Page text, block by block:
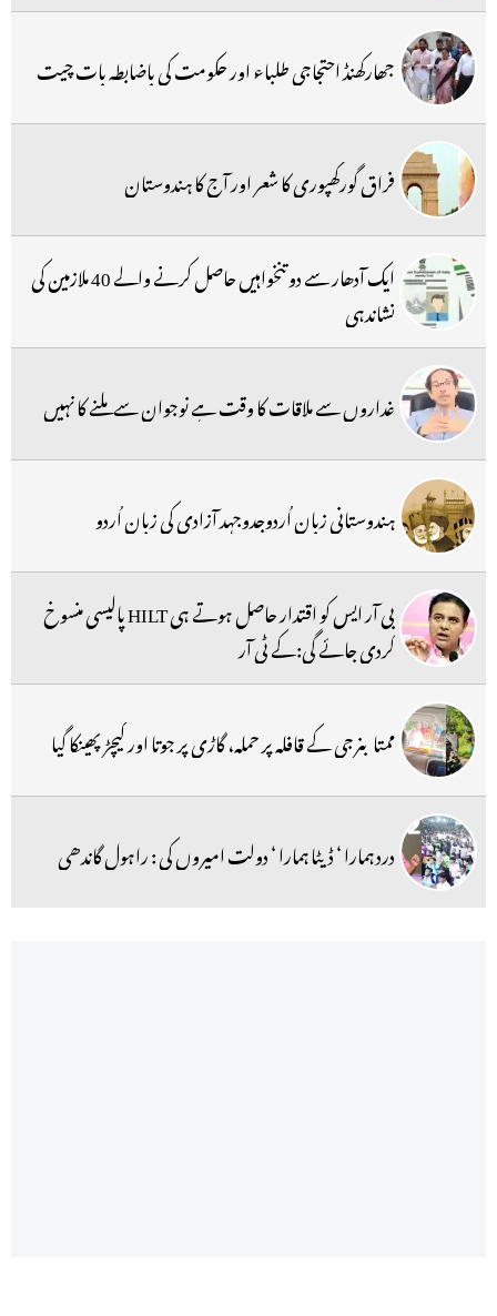
جھارکھنڈ احتجاجی طلباء اور حکومت کی باضابطہ بات چیت
فراق گورکھپوری کا شعر اور آج کا ہندوستان
ایک آدھار سے دو تنخواہیں حاصل کرنے والے 40 ملازمین کی
نشاندہی
غداروں سے ملاقات کا وقت ہے نوجوان سے ملنے کا نہیں
ہندوستانی زبان اُردوجدوجہد آزادی کی زبان اُردو
بی آر ایس کو اقتدار حاصل ہوتے ہی HILT پالیسی منسوخ
کردی جائے گی:کے ٹی آر
ممتا بنرجی کے قافلہ پر حملہ، گاڑی پر جوتا اور کیچڑ پھینکا گیا
درد ہمارا ‘ ڈیٹا ہمارا ‘ دولت امیروں کی : راہول گاندھی